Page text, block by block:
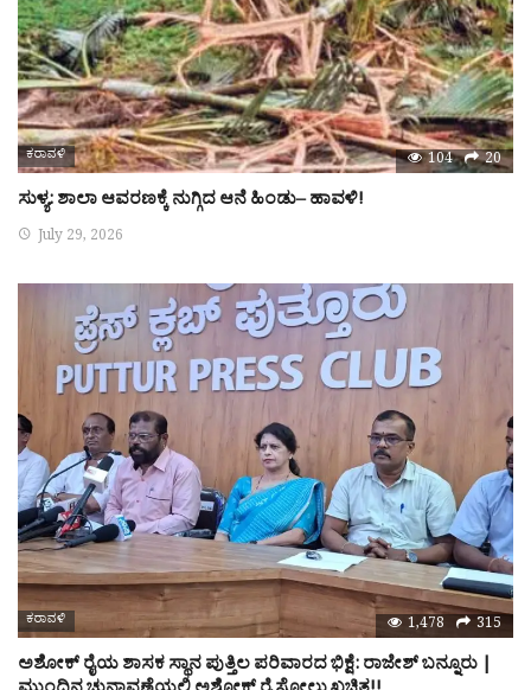
ಕರಾವಳಿ 104 20
ಸುಳ್ಯ: ಶಾಲಾ ಆವರಣಕ್ಕೆ ನುಗ್ಗಿದ ಆನೆ ಹಿಂಡು– ಹಾವಳಿ!
July 29, 2026
ಕರಾವಳಿ 1,478 315
ಅಶೋಕ್ ರೈಯ ಶಾಸಕ ಸ್ಥಾನ ಪುತ್ತಿಲ ಪರಿವಾರದ ಭಿಕ್ಷೆ: ರಾಜೇಶ್ ಬನ್ನೂರು |